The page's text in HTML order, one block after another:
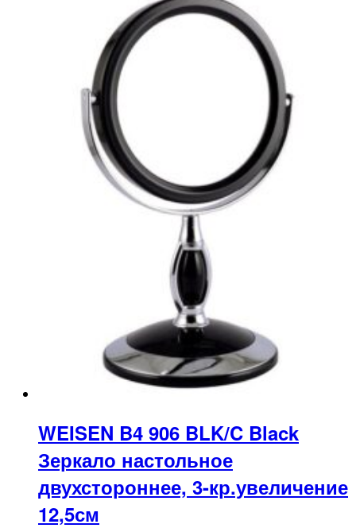
WEISEN B4 906 BLK/C Black
Зеркало настольное
двухстороннее, 3-кр.увеличение
12,5см